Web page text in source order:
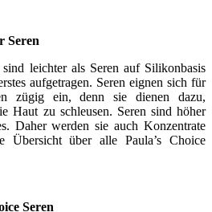
Seren
sind leichter als Seren auf Silikonbasis
aufgetragen. Seren eignen sich für
zügig ein, denn sie dienen dazu,
Haut zu schleusen. Seren sind höher
Daher werden sie auch Konzentrate
Übersicht über alle Paula’s Choice
Seren